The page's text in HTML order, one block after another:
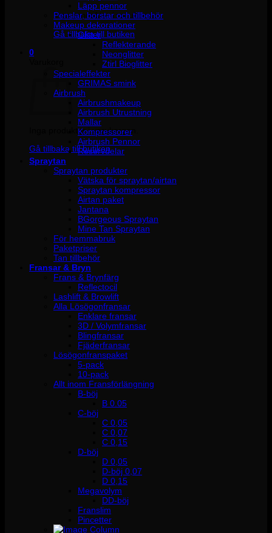
Inga produkter i varukorgen.
Gå tillbaka till butiken
0
Inga produkter i varukorgen.
Gå tillbaka till butiken
Läpp pennor
Penslar, borstar och tillbehör
Makeup dekorationer
Glitter
Reflekterande
Neonglitter
Ztirl Bioglitter
Specialeffekter
GRIMAS smink
Airbrush
Airbrushmakeup
Airbrush Utrustning
Mallar
Kompressorer
Airbrush Pennor
Reservdelar
Spraytan
Spraytan produkter
Vätska för spraytan/airtan
Spraytan kompressor
Airtan paket
Jantana
BGorgeous Spraytan
Mine Tan Spraytan
För hemmabruk
Paketpriser
Tan tillbehör
Fransar & Bryn
Frans & Brynfärg
Reflectocil
Lashlift & Browlift
Alla Lösögonfransar
Enklare fransar
3D / Volymfransar
Blingfransar
Fjäderfransar
Lösögonfranspaket
5-pack
10-pack
Allt inom Fransförlängning
B-böj
B 0.05
C-böj
C 0,05
C 0,07
C 0,15
D-böj
D 0,05
D-böj 0,07
D 0,15
Megavolym
DD-böj
Franslim
Pincetter